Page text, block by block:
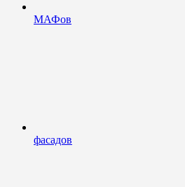
МАФов
фасадов